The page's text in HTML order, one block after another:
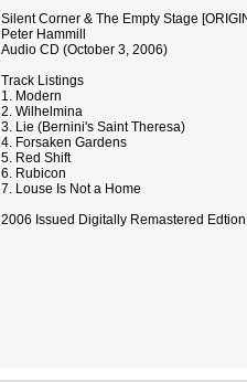
Silent Corner & The Empty Stage
Peter Hammill
Audio CD (October 3, 2006)
Track Listings
1. Modern
2. Wilhelmina
3. Lie (Bernini's Saint Theresa)
4. Forsaken Gardens
5. Red Shift
6. Rubicon
7. Louse Is Not a Home
2006 Issued Digitally Remastered